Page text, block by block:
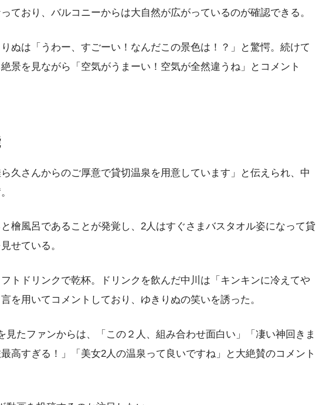
ており、バルコニーからは大自然が広がっているのが確認できる。
ぬは「うわー、すごーい！なんだこの景色は！？」と驚愕。続けて
景を見ながら「空気がうまーい！空気が全然違うね」とコメント
久さんからのご厚意で貸切温泉を用意しています」と伝えられ、中
檜風呂であることが発覚し、2人はすぐさまバスタオル姿になって貸
せている。
トドリンクで乾杯。ドリンクを飲んだ中川は「キンキンに冷えてや
を用いてコメントしており、ゆきりぬの笑いを誘った。
見たファンからは、「この２人、組み合わせ面白い」「凄い神回きま
高すぎる！」「美女2人の温泉って良いですね」と大絶賛のコメント